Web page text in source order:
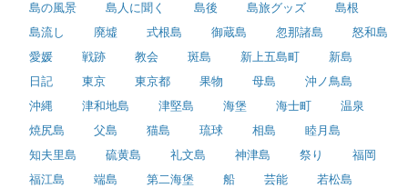
島の風景
島人に聞く 島後 島旅グッズ
島根
島流し
廃墟 式根島 御蔵島 忽那諸島
怒和島
愛媛
戦跡 教会 斑島 新上五島町
新島
日記
東京 東京都 果物 母島
沖ノ鳥島
沖縄
津和地島 津堅島 海堡 海士町
温泉
焼尻島
父島 猫島 琉球 相島
睦月島
知夫里島
硫黄島 礼文島 神津島 祭り
福岡
福江島
端島 第二海堡 船 芸能
若松島